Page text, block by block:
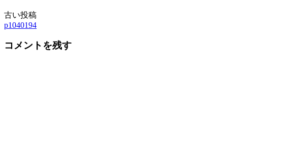
古い投稿
p1040194
コメントを残す